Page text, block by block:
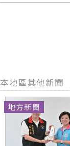
本地區其他新聞
地方新聞